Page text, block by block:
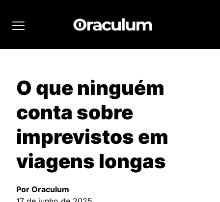
O que ninguém
conta sobre
imprevistos em
viagens longas
Por Oraculum